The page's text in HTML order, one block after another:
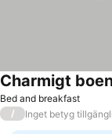
Bed and breakfast
Charmigt
/ Inget betyg